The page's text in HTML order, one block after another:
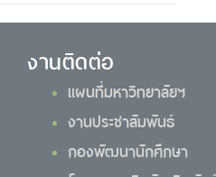
งานติดต่อ
แผนที่มหาวิทยาลัยฯ
งานประชาสัมพันธ์
กองพัฒนานักศึกษา